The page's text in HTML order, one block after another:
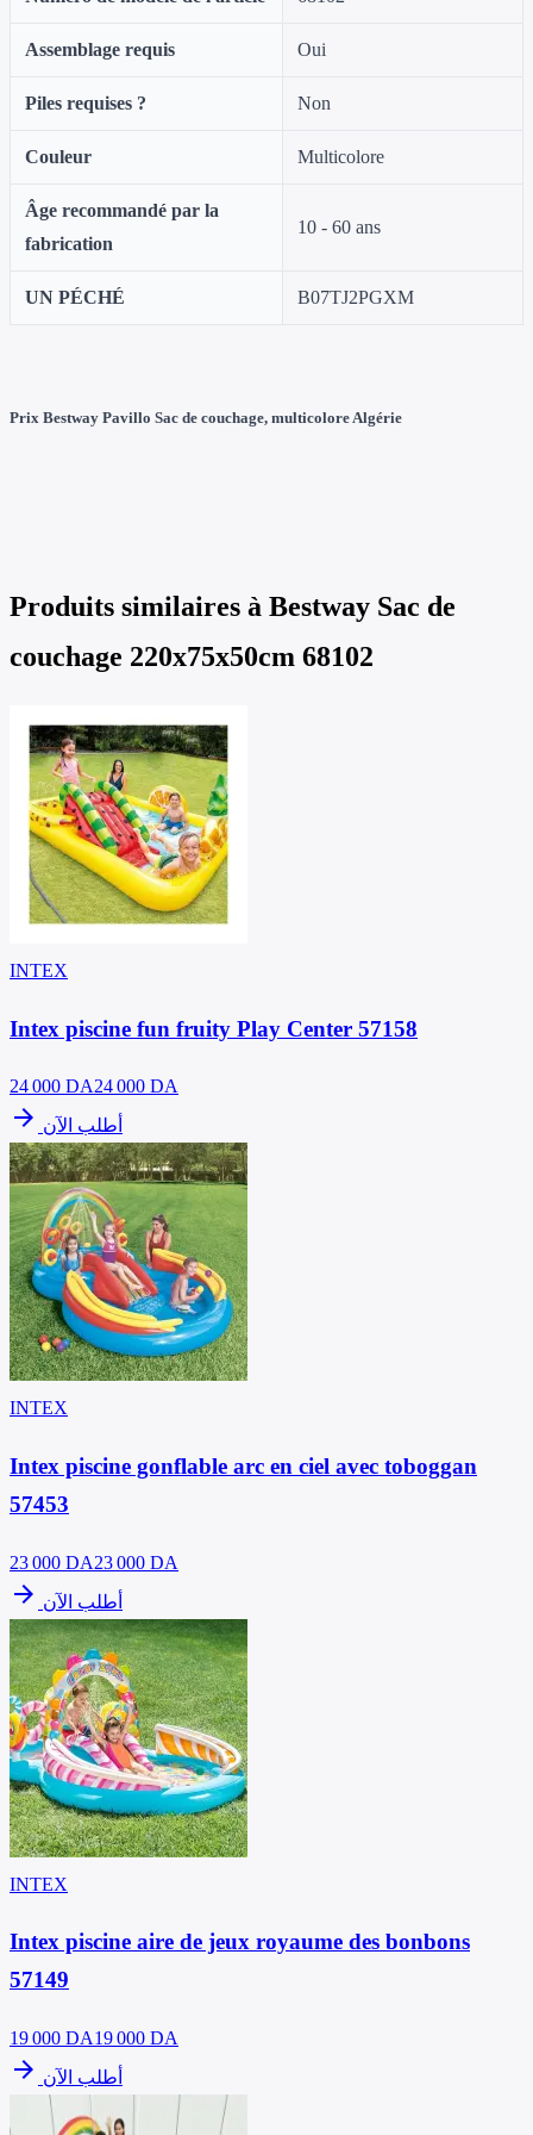
Assemblage requis ‎Oui
Piles requises ? ‎Non
Couleur ‎Multicolore
Âge recommandé par la
fabrication
‎10 - 60 ans
UN PÉCHÉ ‎B07TJ2PGXM
Prix Bestway Pavillo Sac de couchage, multicolore Algérie
Produits similaires à Bestway Sac de
couchage 220x75x50cm 68102
INTEX
Intex piscine fun fruity Play Center 57158
24 000 DA24 000 DA
arrow_forward أطلب الآن
INTEX
Intex piscine gonflable arc en ciel avec toboggan
57453
23 000 DA23 000 DA
arrow_forward أطلب الآن
INTEX
Intex piscine aire de jeux royaume des bonbons
57149
19 000 DA19 000 DA
arrow_forward أطلب الآن